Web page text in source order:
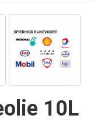
10L